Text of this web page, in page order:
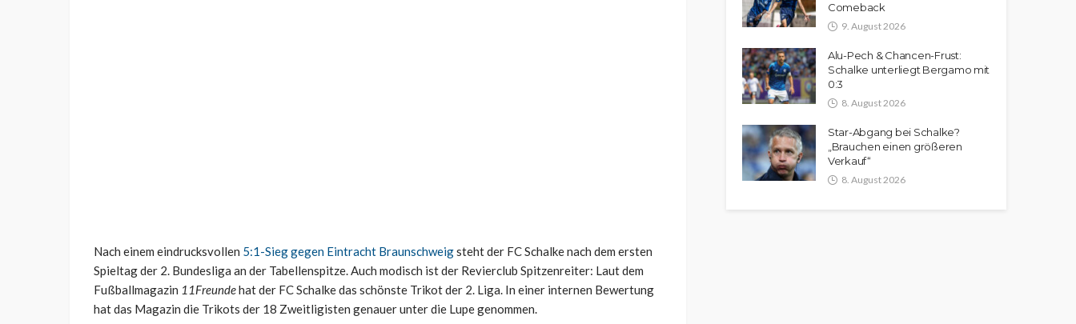
Nach einem eindrucksvollen 5:1-Sieg gegen Eintracht Braunschweigsteht der FC Schalke nach dem ersten
Spieltag der 2. Bundesliga an der Tabellenspitze. Auch modisch ist der Revierclub Spitzenreiter: Laut dem
Fußballmagazin 11Freundehat der FC Schalke das schönste Trikot der 2. Liga. In einer internen Bewertung
hat das Magazin die Trikots der 18 Zweitligisten genauer unter die Lupe genommen.
Comeback
9. August 2026
Alu-Pech & Chancen-Frust:
Schalke unterliegt Bergamo mit
0:3
8. August 2026
Star-Abgang bei Schalke?
„Brauchen einen größeren
Verkauf“
8. August 2026